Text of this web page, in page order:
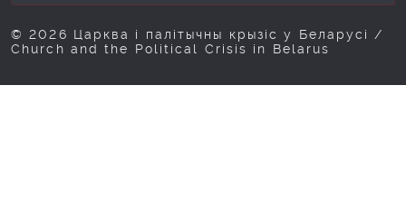
© 2026 Царква і палітычны крызіс у Беларусі /
Church and the Political Crisis in Belarus